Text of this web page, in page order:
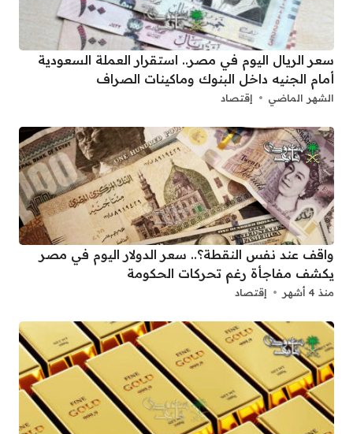
سعر الريال اليوم في مصر.. استقرار العملة السعودية
أمام الجنيه داخل البنوك وماكينات الصراف
الشهر الماضي إقتصاد
واقف عند نفس النقطة؟.. سعر الدولار اليوم في مصر
يكشف مفاجأة رغم تحركات الحكومة
منذ 4 أشهر إقتصاد